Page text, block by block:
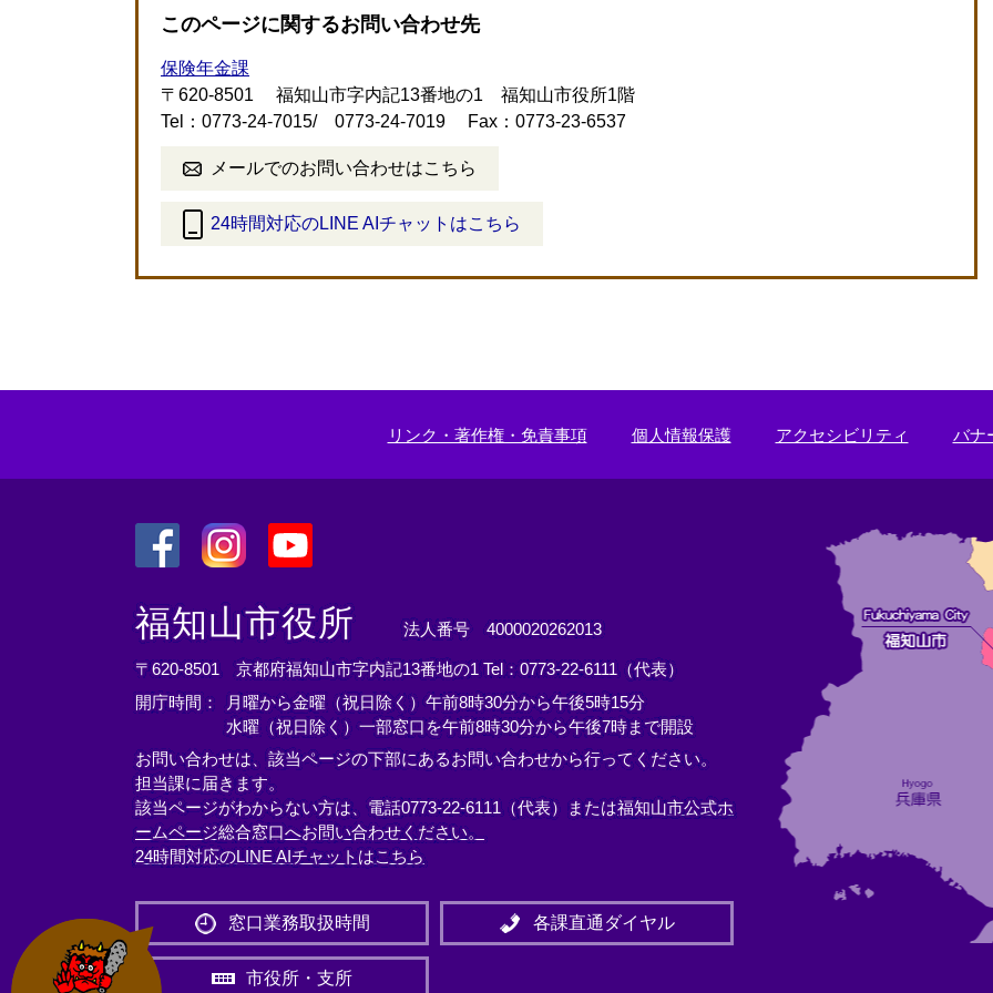
このページに関するお問い合わせ先
保険年金課
〒620-8501
福知山市字内記13番地の1 福知山市役所1階
Tel：0773-24-7015/ 0773-24-7019
Fax：0773-23-6537
メールでのお問い合わせはこちら
24時間対応のLINE AIチャットはこちら
外
ク
リンク・著作権・免責事項 個人情報保護 アクセシビリティ バナ
外
部
リ
ン
ク
外
部
リ
ン
ク
外
部
リ
ン
ク
＞
福知山市役所 法人番号 4000020262013
〒620-8501 京都府福知山市字内記13番地の1 Tel：0773-22-6111（代表）
開庁時間： 月曜から金曜（祝日除く）午前8時30分から午後5時15分
水曜（祝日除く）一部窓口を午前8時30分から午後7時まで開設
お問い合わせは、該当ページの下部にあるお問い合わせから行ってください。
担当課に届きます。
該当ページがわからない方は、電話0773-22-6111（代表）または福知山市公式ホ
ームページ総合窓口へお問い合わせください。
24時間対応のLINE AIチャットはこちら
外
部
リ
窓口業務取扱時間 各課直通ダイヤル
市役所・支所